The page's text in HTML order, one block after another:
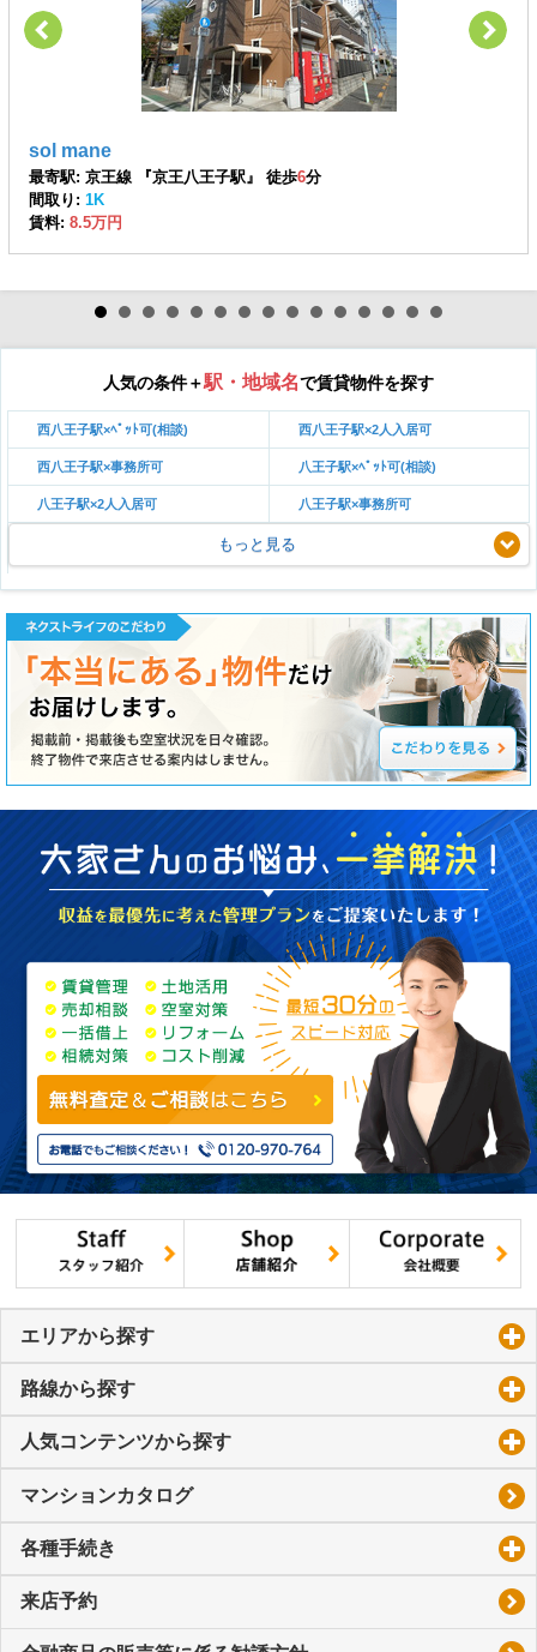
sol mane
最寄駅: 京王線 『京王八王子駅』 徒歩6分
間取り: 1K
賃料: 8.5万円
人気の条件＋駅・地域名で賃貸物件を探す
西八王子駅×ﾍﾟｯﾄ可(相談) 西八王子駅×2人入居可
西八王子駅×事務所可 八王子駅×ﾍﾟｯﾄ可(相談)
八王子駅×2人入居可 八王子駅×事務所可
もっと見る
エリアから探す
路線から探す
人気コンテンツから探す
マンションカタログ
各種手続き
来店予約